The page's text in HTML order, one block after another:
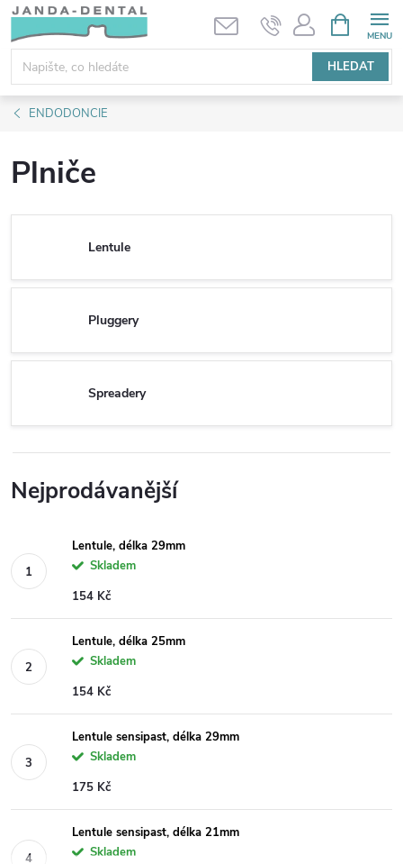
Přejít
obsah
HLEDAT
NÁKUPNÍ
KOŠÍK
ENDODONCIE
Plniče
Lentule
Pluggery
Spreadery
Nejprodávanější
Lentule, délka 29mm
Skladem
154 Kč
Lentule, délka 25mm
Skladem
154 Kč
Lentule sensipast, délka 29mm
Skladem
175 Kč
Lentule sensipast, délka 21mm
Skladem